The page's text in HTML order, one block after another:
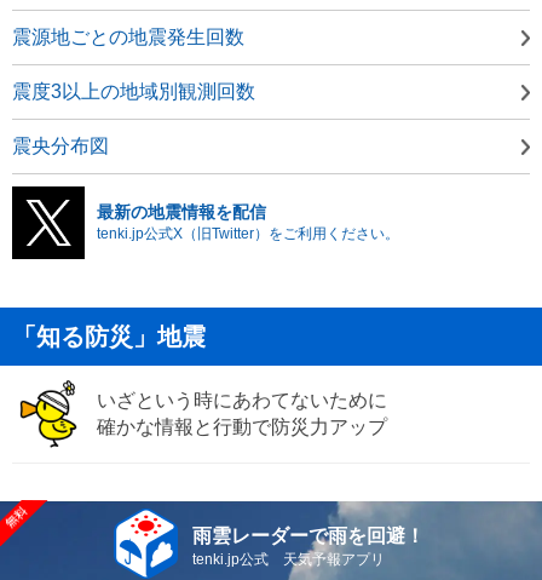
震源地ごとの地震発生回数
震度3以上の地域別観測回数
震央分布図
最新の地震情報を配信
tenki.jp公式X（旧Twitter）をご利用ください。
「知る防災」地震
いざという時にあわてないために
確かな情報と行動で防災力アップ
雨雲レーダーで雨を回避！
tenki.jp公式 天気予報アプリ